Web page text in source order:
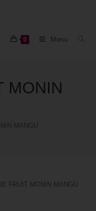
0 Menu
MONIN
MANGU
FRUIT MONIN MANGU